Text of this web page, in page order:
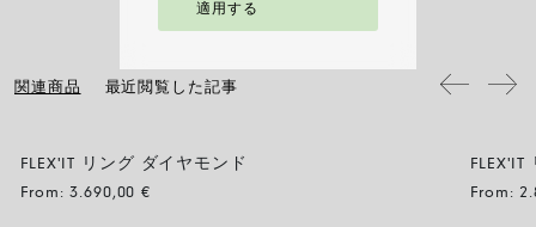
適用する
自分にぴったりのリングを選ぶために、Flex’itのリングはゆとりのある
は、特別なお手入れ方法を必要としません。柔らかい乾いた布で表面を
拭くだけで十分です。 ダイヤモンドジュエリーは、水とマイルドソープ
関連商品 最近閲覧した記事
FLEX'IT リング ダイヤモンド
From:3.690,00€
From: